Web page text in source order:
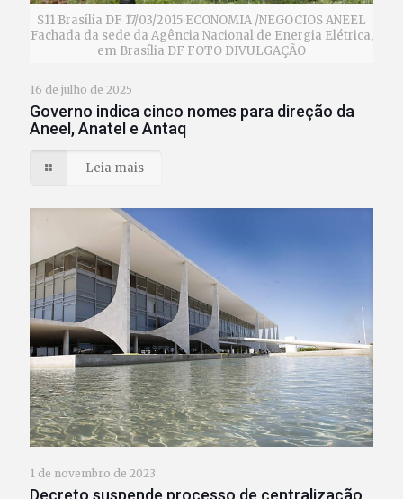
S11 Brasília DF 17/03/2015 ECONOMIA /NEGOCIOS ANEEL
Fachada da sede da Agência Nacional de Energia Elétrica,
em Brasília DF FOTO DIVULGAÇÃO
16 de julho de 2025
Governo indica cinco nomes para direção da
Aneel, Anatel e Antaq
Leia mais
1 de novembro de 2023
Decreto suspende processo de centralização